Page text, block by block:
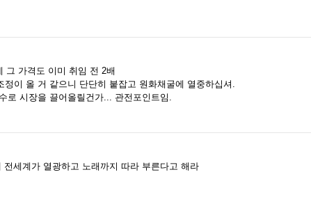
그 가격도 이미 취임 전 2배
이 올 거 같으니 단단히 붙잡고 원화채굴에 열중하십셔.
로 시장을 끌어올릴건가... 관전포인트임.
세계가 열광하고 노래까지 따라 부른다고 해라